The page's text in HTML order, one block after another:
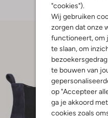
"cookies").
Wij gebruiken
zorgen dat onze
functioneert, om
te slaan, om
te bouwen van
op "Accepteer
ga je akkoord
cookies zoals